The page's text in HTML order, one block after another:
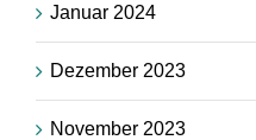
Januar 2024
Dezember 2023
November 2023